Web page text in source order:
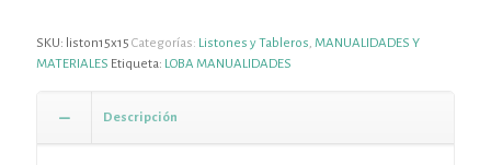
SKU: liston15x15 Categorías: Listones y Tableros, MANUALIDADES Y
MATERIALES Etiqueta: LOBA MANUALIDADES
Descripción